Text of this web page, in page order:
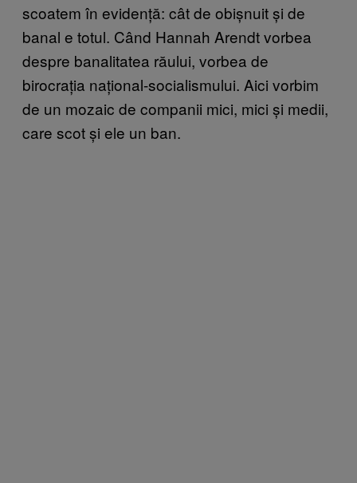
scoatem în evidență: cât de obișnuit și de
banal e totul. Când Hannah Arendt vorbea
despre banalitatea răului, vorbea de
birocrația național-socialismului. Aici vorbim
de un mozaic de companii mici, mici și medii,
care scot și ele un ban.